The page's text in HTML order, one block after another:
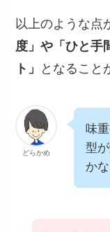
以上のような点
度」や「ひと手
ト」
となること
どらかめ
味
型
かな